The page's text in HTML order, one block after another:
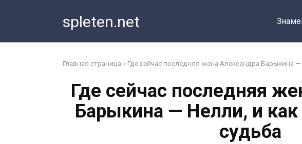
spleten.net
Главная страница » Где сейчас последняя жена Александра Барыкина
Где сейчас последняя
Барыкина — Нелли, и
судьба